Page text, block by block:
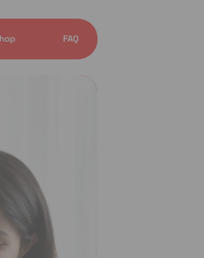
FAQ